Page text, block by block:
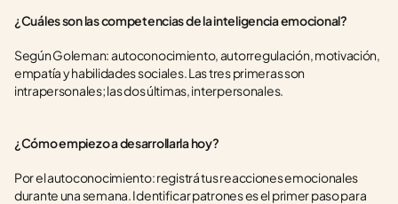
¿Cuáles son las competencias de la inteligencia emocional?
Según Goleman: autoconocimiento, autorregulación, motivación,
empatía y habilidades sociales. Las tres primeras son
intrapersonales; las dos últimas, interpersonales.
¿Cómo empiezo a desarrollarla hoy?
Por el autoconocimiento: registrá tus reacciones emocionales
durante una semana. Identificar patrones es el primer paso para